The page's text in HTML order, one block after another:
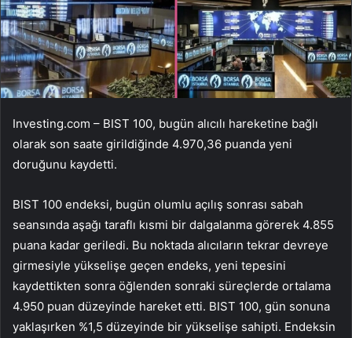
Investing.com – BIST 100, bugün alıcılı hareketine bağlı
olarak son saate girildiğinde 4.970,36 puanda yeni
doruğunu kaydetti.
BIST 100 endeksi, bugün olumlu açılış sonrası sabah
seansında aşağı taraflı kısmi bir dalgalanma görerek 4.855
puana kadar geriledi. Bu noktada alıcıların tekrar devreye
girmesiyle yükselişe geçen endeks, yeni tepesini
kaydettikten sonra öğlenden sonraki süreçlerde ortalama
4.950 puan düzeyinde hareket etti. BIST 100, gün sonuna
yaklaşırken %1,5 düzeyinde bir yükselişe sahipti. Endeksin